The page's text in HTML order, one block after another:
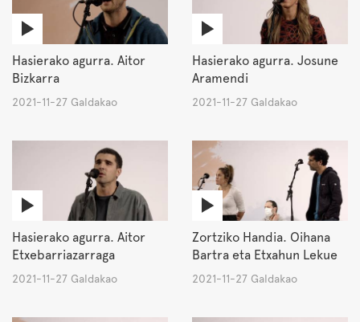
Hasierako agurra. Aitor
Bizkarra
2021-11-27 Galdakao
Hasierako agurra. Josune
Aramendi
2021-11-27 Galdakao
Hasierako agurra. Aitor
Etxebarriazarraga
2021-11-27 Galdakao
Zortziko Handia. Oihana
Bartra eta Etxahun Lekue
2021-11-27 Galdakao